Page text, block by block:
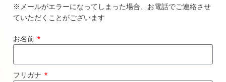
※メールがエラーになってしまった場合、お電話でご連絡させ
ていただくことがございます
お名前
フリガナ